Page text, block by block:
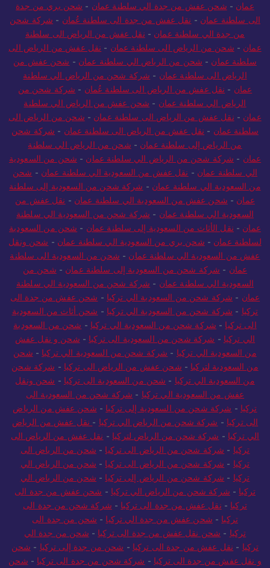
عمان - شحن عفش من جدة الي سلطنة عمان - شحن بري من جدة
الى سلطنة عمان - نقل عفش من جدة الى سلطنة عُمان - شركة شحن
من جدة الي سلطنة عمان - نقل عفش من الرياض الى سلطنة
عمان - شحن من الرياض الى سلطنة عمان - نقل عفش من الرياض الى
سلطنة عمان - شحن من الرياض الي سلطنة عمان - شحن عفش من
الرياض الى سلطنة عمان - شركة شحن من الرياض الي سلطنة
عمان - نقل عفش من الرياض الى سلطنة عُمان - شركة شحن من
الرياض الي سلطنة عمان - شحن عفش من الرياض الي سلطنة
عمان - نقل عفش من الرياض الى سلطنة عمان - شحن من الرياض الى
سلطنة عمان - نقل عفش من الرياض الى سلطنة عمان - شركة شحن
من الرياض إلى سلطنة عمان - شحن من الرياض الي سلطنة
عمان - شركة شحن من الرياض الي سلطنة عمان - شحن من السعودية
الي سلطنة عمان - نقل عفش من السعودية الي سلطنة عمان - شحن
من السعودية الي سلطنة عمان - شركة شحن من السعودية إلى سلطنة
عمان - شحن عفش من السعودية الي سلطنة عمان - نقل عفش من
السعودية الي سلطنة عمان - شركة شحن من السعودية الي سلطنة
عمان - نقل الأثاث من السعودية إلى سلطنة عمان - شحن من السعودية
لسلطنة عمان - شحن بري من السعودية الي سلطنة عمان - شحن ونقل
عفش من السعودية الي سلطنة عمان - شحن من السعودية الى سلطنة
عمان - شركة شحن من السعودية إلى سلطنة عمان - شحن من
السعودية الي سلطنة عمان - شركة شحن من السعودية الي سلطنة
عمان - شركة شحن من السعودية الي تركيا - شحن عفش من جدة الى
تركيا - شركة شحن من السعودية الي تركيا - شحن أثاث من السعودية
الى تركيا - شركة شحن من السعودية الي تركيا - شحن من السعودية
الي تركيا - شركة شحن من السعودية الى تركيا - شحن و نقل عفش
من السعودية الي تركيا - شركة شحن من السعودية الي تركيا - شحن
من السعودية لتركيا - شحن عفش من الرياض الى تركيا - شركة شحن
من السعودية الي تركيا - شحن من السعودية الى تركيا - شحن ونقل
عفش من السعودية الي تركيا - شركة شحن من السعودية الى
تركيا - شركة شحن من السعودية إلى تركيا - شحن عفش من الرياض
الى تركيا - شركة شحن من الرياض الي تركيا - نقل عفش من الرياض
الي تركيا - شركة شحن من الرياض لتركيا - نقل عفش من الرياض الى
تركيا - شركة شحن من الرياض الى تركيا - شحن من الرياض الى
تركيا - شركة شحن من الرياض الى تركيا - شحن من الرياض الي
تركيا - شركة شحن من الرياض إلى تركيا - شحن من الرياض الي
تركيا - شركة شحن من الرياض الي تركيا - شحن عفش من جدة الى
تركيا - نقل عفش من جدة الى تركيا - شركة شحن من جدة الى
تركيا - شحن عفش من جدة الي تركيا - شحن من جدة الى
تركيا - شحن نقل عفش من جدة الى تركيا - شحن من جدة الي
تركيا - نقل عفش من جدة الى تركيا - شحن من جدة إلى تركيا - شحن
و نقل عفش من جدة الى تركيا - شركة شحن من جدة الى تركيا - شحن